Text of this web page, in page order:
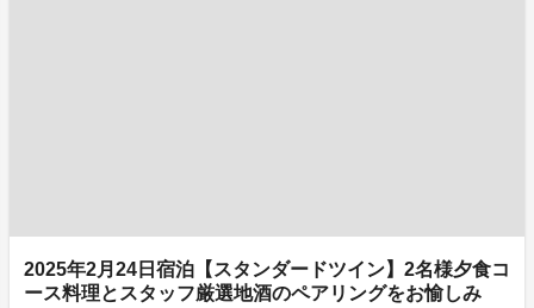
2025年2月24日宿泊【スタンダードツイン】2名様夕食コ
ース料理とスタッフ厳選地酒のペアリングをお愉しみ